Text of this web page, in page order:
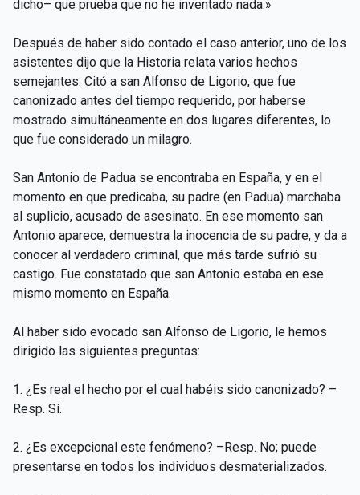
dicho– que prueba que no he inventado nada.»
Después de haber sido contado el caso anterior, uno de los
asistentes dijo que la Historia relata varios hechos
semejantes. Citó a san Alfonso de Ligorio, que fue
canonizado antes del tiempo requerido, por haberse
mostrado simultáneamente en dos lugares diferentes, lo
que fue considerado un milagro.
San Antonio de Padua se encontraba en España, y en el
momento en que predicaba, su padre (en Padua) marchaba
al suplicio, acusado de asesinato. En ese momento san
Antonio aparece, demuestra la inocencia de su padre, y da a
conocer al verdadero criminal, que más tarde sufrió su
castigo. Fue constatado que san Antonio estaba en ese
mismo momento en España.
Al haber sido evocado san Alfonso de Ligorio, le hemos
dirigido las siguientes preguntas:
1. ¿Es real el hecho por el cual habéis sido canonizado? –
Resp. Sí.
2. ¿Es excepcional este fenómeno? –Resp. No; puede
presentarse en todos los individuos desmaterializados.